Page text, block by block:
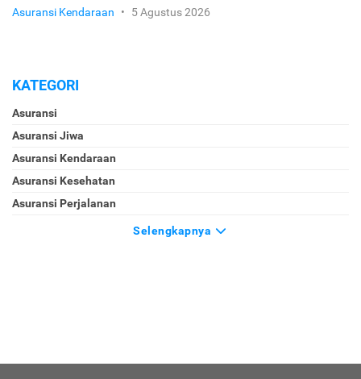
Asuransi Kendaraan • 5 Agustus 2026
KATEGORI
Asuransi
Asuransi Jiwa
Asuransi Kendaraan
Asuransi Kesehatan
Asuransi Perjalanan
Selengkapnya